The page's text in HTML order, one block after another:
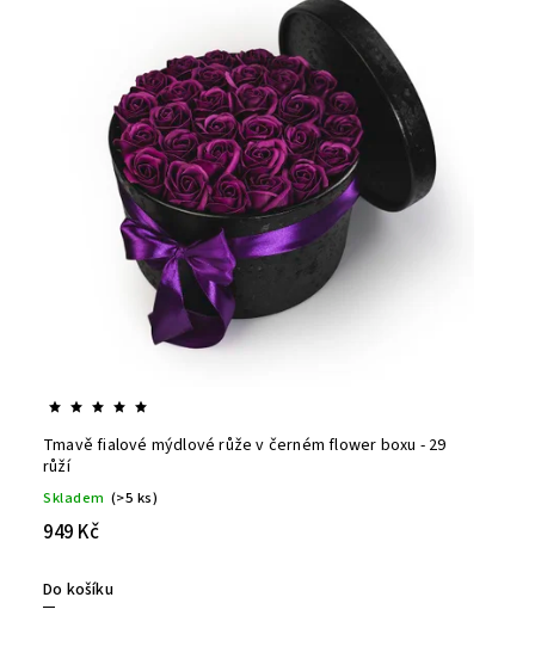
Tmavě fialové mýdlové růže v černém flower boxu - 29
růží
Skladem (>5 ks)
949 Kč
Do košíku